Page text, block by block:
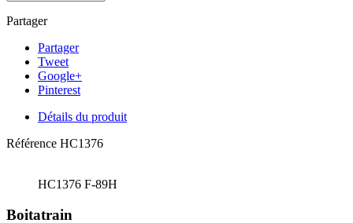
Partager
Partager
Tweet
Google+
Pinterest
Détails du produit
Référence HC1376
HC1376 F-89H
Boitatrain